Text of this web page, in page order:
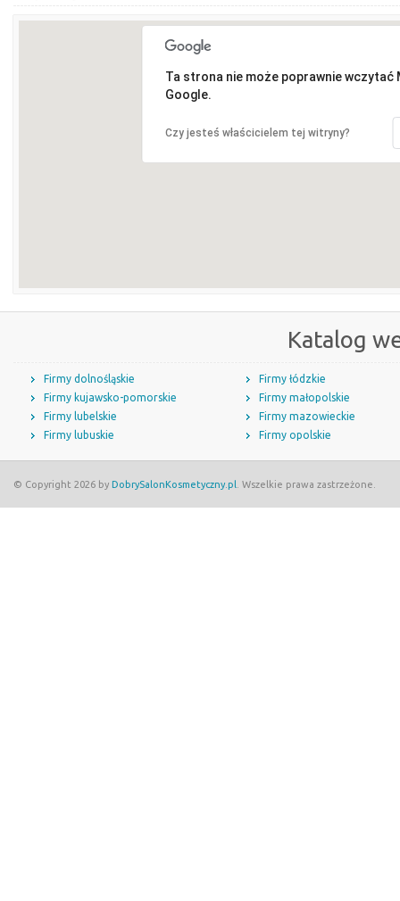
Ta strona nie może poprawnie wczytać
Google.
Czy jesteś właścicielem tej witryny?
Katalog
Firmy dolnośląskie
Firmy kujawsko-pomorskie
Firmy lubelskie
Firmy lubuskie
Firmy łódzkie
Firmy małopolskie
Firmy mazowieckie
Firmy opolskie
© Copyright 2026 by DobrySalonKosmetyczny.pl . Wszelkie prawa zastrzeżone.